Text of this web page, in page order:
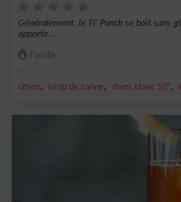
Généralement, le Ti' Punch se boit sans
apporte...
Facile
citron, sirop de canne, rhum blanc 55°,